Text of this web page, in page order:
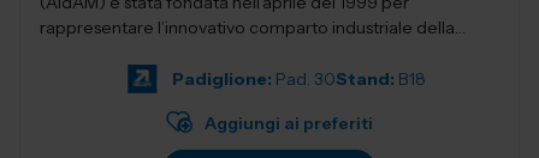
rappresentare l’innovativo comparto industriale della
Padiglione: Pad. 30Stand: B18
Aggiungi ai preferiti